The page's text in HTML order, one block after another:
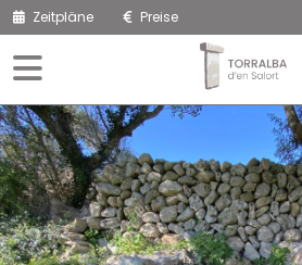
Zeitpläne Preise